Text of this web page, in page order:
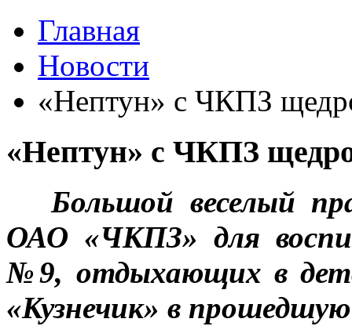
Главная
Новости
«Нептун» с ЧКПЗ
«Нептун» с ЧКПЗ
Большой веселый
ОАО «ЧКПЗ» для
№9, отдыхающих в
«Кузнечик» в